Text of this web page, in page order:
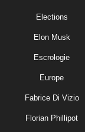
Elections
Elon Musk
Escrologie
Europe
Fabrice Di Vizio
Florian Phillipot